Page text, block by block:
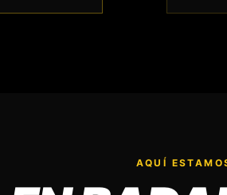
AQUÍ